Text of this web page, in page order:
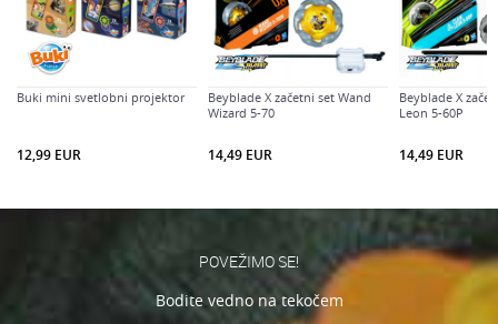
Starost
8+ let
Buki mini svetlobni projektor
12,99 EUR
Beyblade X začetni set Wand
Wizard 5-70
14,49 EUR
Beyblade X
Leon 5-60P
14,49 EUR
POVEŽIMO SE!
Bodite vedno na tekočem